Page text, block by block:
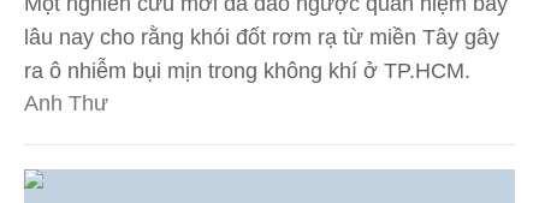
lâu nay cho rằng khói đốt rơm rạ từ miền Tây gây
ra ô nhiễm bụi mịn trong không khí ở TP.HCM.
Anh Thư